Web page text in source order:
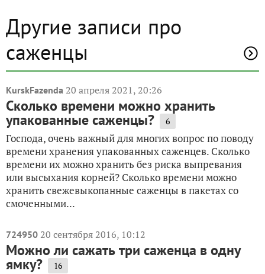
Другие записи про
саженцы
KurskFazenda 20 апреля 2021, 20:26
Сколько времени можно хранить
упакованные саженцы? 6
Господа, очень важный для многих вопрос по поводу
времени хранения упакованных саженцев. Сколько
времени их можно хранить без риска выпревания
или высыхания корней? Сколько времени можно
хранить свежевыкопанные саженцы в пакетах со
смоченными...
724950 20 сентября 2016, 10:12
Можно ли сажать три саженца в одну
ямку? 16